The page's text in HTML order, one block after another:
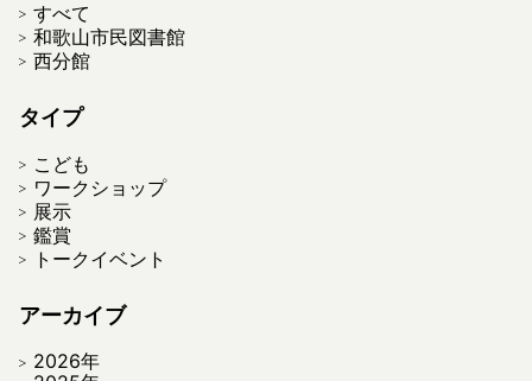
すべて
和歌山市民図書館
西分館
タイプ
こども
ワークショップ
展示
鑑賞
トークイベント
アーカイブ
2026年